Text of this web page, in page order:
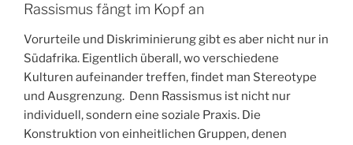
Rassismus fängt im Kopf an
Vorurteile und Diskriminierung gibt es aber nicht nur in
Südafrika. Eigentlich überall, wo verschiedene
Kulturen aufeinander treffen, findet man Stereotype
und Ausgrenzung. Denn Rassismus ist nicht nur
individuell, sondern eine soziale Praxis. Die
Konstruktion von einheitlichen Gruppen, denen